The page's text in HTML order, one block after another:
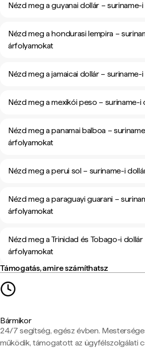
Nézd meg a guyanai dollár –
Nézd meg a hondurasi lempira –
árfolyamokat
Nézd meg a jamaicai dollár –
Nézd meg a mexikói peso – suriname-
Nézd meg a panamai balboa –
árfolyamokat
Nézd meg a perui sol – suriname-i
Nézd meg a paraguayi guarani –
árfolyamokat
Nézd meg a Trinidad és Tobago-i
árfolyamokat
Támogatás, amire számíthatsz
Bármikor
24/7 segítség, egész évben.
működik, támogatott az ügyfélszolgálati